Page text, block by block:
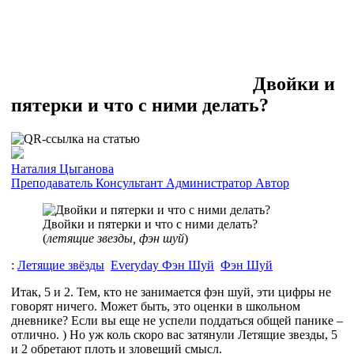
Двойки и
пятерки и что с ними делать?
Наталия Цыганова
Преподаватель Консультант Администратор Автор
Двойки и пятерки и что с ними делать?
(летящие звезды, фэн шуй)
: Летящие звёзды Everyday Фэн Шуй Фэн Шуй
Итак, 5 и 2. Тем, кто не занимается фэн шуй, эти цифры не
говорят ничего. Может быть, это оценки в школьном
дневнике? Если вы еще не успели поддаться общей панике –
отлично. ) Но уж коль скоро вас затянули Летящие звезды, 5
и 2 обретают плоть и зловещий смысл.